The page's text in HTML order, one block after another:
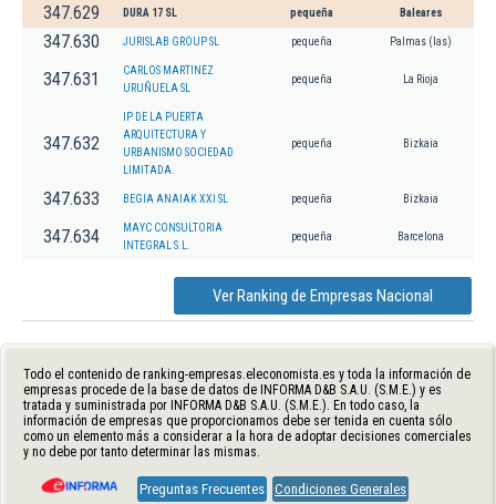
347.629 DURA 17 SL pequeña Baleares
347.630 JURISLAB GROUP SL pequeña Palmas (las)
347.631
CARLOS MARTINEZ
URUÑUELA SL
pequeña La Rioja
347.632
IP DE LA PUERTA
ARQUITECTURA Y
URBANISMO SOCIEDAD
LIMITADA.
pequeña Bizkaia
347.633 BEGIA ANAIAK XXI SL pequeña Bizkaia
347.634
MAYC CONSULTORIA
INTEGRAL S.L.
pequeña Barcelona
Ver Ranking de Empresas Nacional
Todo el contenido de ranking-empresas.eleconomista.es y toda la información de
empresas procede de la base de datos de INFORMA D&B S.A.U. (S.M.E.) y es
tratada y suministrada por INFORMA D&B S.A.U. (S.M.E.). En todo caso, la
información de empresas que proporcionamos debe ser tenida en cuenta sólo
como un elemento más a considerar a la hora de adoptar decisiones comerciales
y no debe por tanto determinar las mismas.
Preguntas Frecuentes Condiciones Generales